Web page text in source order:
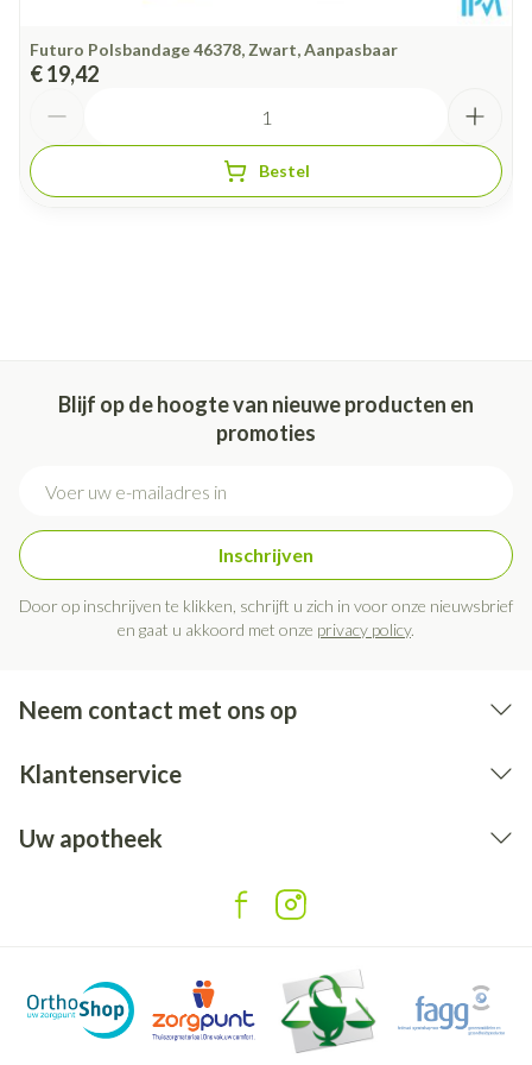
Futuro Polsbandage 46378, Zwart, Aanpasbaar
€ 19,42
Bestel
Blijf op de hoogte van nieuwe producten en
promoties
Inschrijven
Door op inschrijven te klikken, schrijft u zich in voor onze nieuwsbrief
en gaat u akkoord met onze privacy policy.
Neem contact met ons op
Klantenservice
Uw apotheek